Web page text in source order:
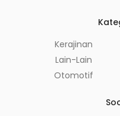
Kerajinan
Lain-Lain
Otomotif